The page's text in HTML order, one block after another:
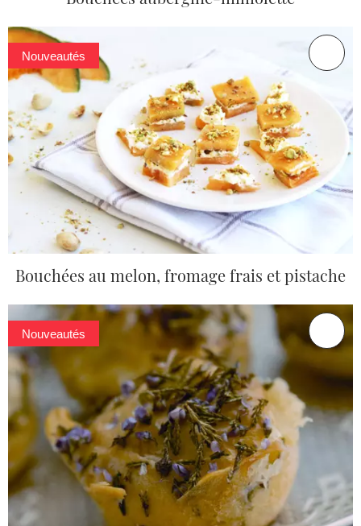
Nouveautés
Bouchées au melon, fromage frais et pistache
Nouveautés